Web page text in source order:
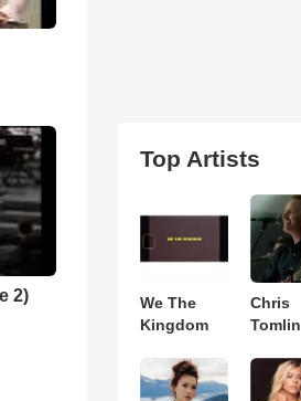
2)
Top Artists
We The
Kingdom
Chris
Tomlin